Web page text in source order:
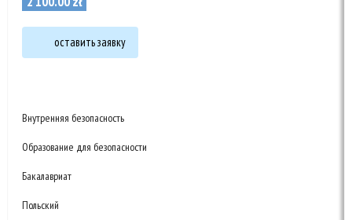
оставить заявку
Внутренняя безопасность
Образование для безопасности
Бакалавриат
Польский